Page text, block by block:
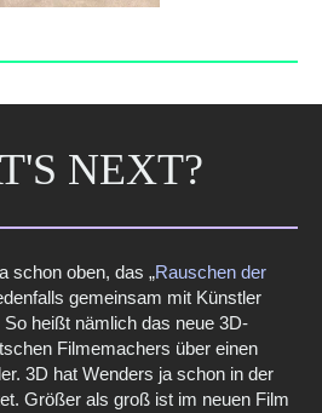
NEXT?
schon oben, das „Rauschen der
gemeinsam mit Künstler
heißt nämlich das neue 3D-
Filmemachers über einen
3D hat Wenders ja schon in der
Größer als groß ist im neuen Film